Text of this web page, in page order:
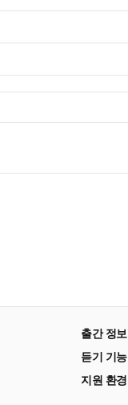
출간 정보
듣기 기능
지원 환경